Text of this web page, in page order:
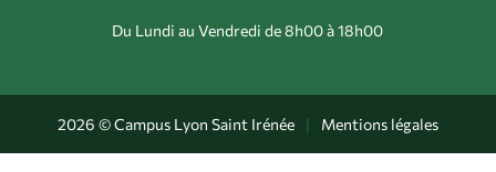
Du Lundi au Vendredi de 8h00 à 18h00
2026 © Campus Lyon Saint Irénée | Mentions légales